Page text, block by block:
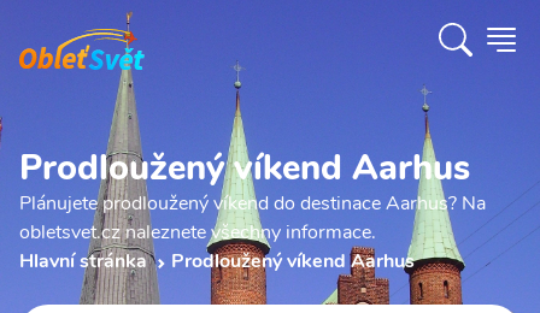
Prodloužený víkend Aarhus
Plánujete prodloužený víkend do destinace Aarhus? Na
obletsvet.cz naleznete všechny informace.
Hlavní stránka
Prodloužený víkend Aarhus